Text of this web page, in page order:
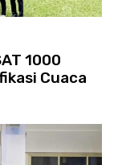
1000
Cuaca